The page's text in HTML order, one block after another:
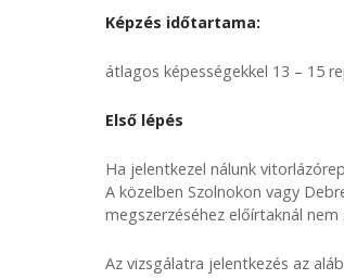
Képzés időtartama:
átlagos képességekkel 13 – 15
Első lépés
Ha jelentkezel nálunk
A közelben Szolnokon vagy
megszerzéséhez előírtaknál
Az vizsgálatra jelentkezés az